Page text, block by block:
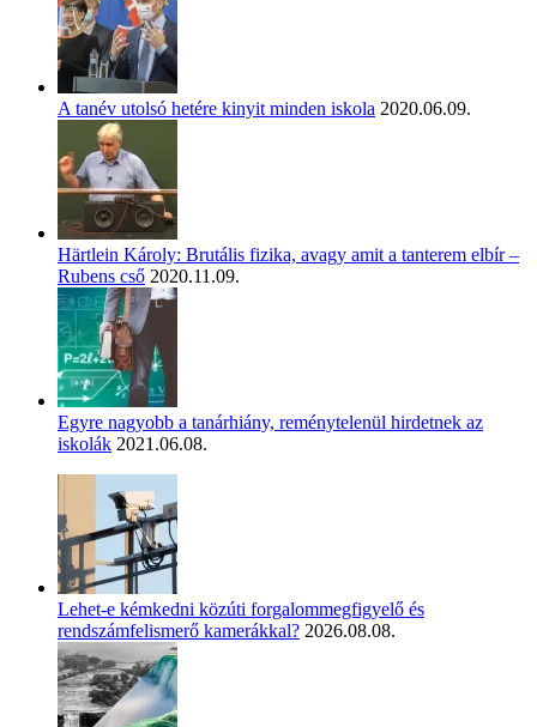
A tanév utolsó hetére kinyit minden iskola 2020.06.09.
Härtlein Károly: Brutális fizika, avagy amit a tanterem elbír –
Rubens cső 2020.11.09.
Egyre nagyobb a tanárhiány, reménytelenül hirdetnek az
iskolák 2021.06.08.
Lehet-e kémkedni közúti forgalommegfigyelő és
rendszámfelismerő kamerákkal? 2026.08.08.